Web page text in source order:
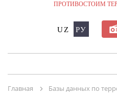
БАЗЫ ДАННЫХ ПО
ЭКСТРЕМИЗМУ
МУЛЬТИМЕДИА
ПРОТИВОСТОИМ
UZ РУ
Главная
Базы данных по